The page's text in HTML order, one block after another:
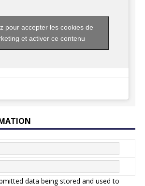
pour accepter les cookies de
et activer ce contenu
data being stored and used to